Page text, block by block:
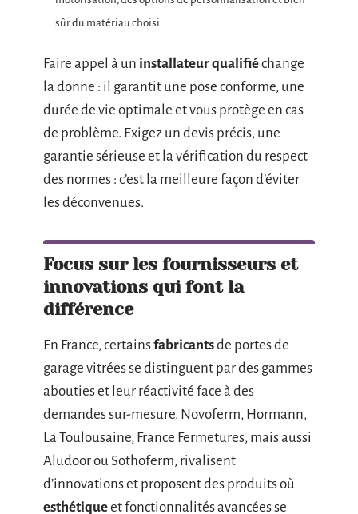
sûr du matériau choisi.
Faire appel à un installateur qualifiéchange
la donne : il garantit une pose conforme, une
durée de vie optimale et vous protège en cas
de problème. Exigez un devis précis, une
garantie sérieuse et la vérification du respect
des normes : c’est la meilleure façon d’éviter
les déconvenues.
Focus sur les fournisseurs et
innovations qui font la
différence
En France, certainsfabricantsde portes de
garage vitrées se distinguent par des gammes
abouties et leur réactivité face à des
demandes sur-mesure. Novoferm, Hormann,
La Toulousaine, France Fermetures, mais aussi
Aludoor ou Sothoferm, rivalisent
d’innovations et proposent des produits où
esthétiqueet fonctionnalités avancées se